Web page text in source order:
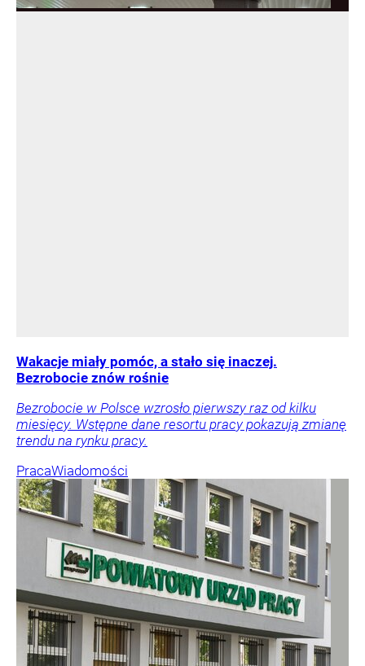
Wakacje miały pomóc, a stało się inaczej.
Bezrobocie znów rośnie
Bezrobocie w Polsce wzrosło pierwszy raz od kilku
miesięcy. Wstępne dane resortu pracy pokazują zmianę
trendu na rynku pracy.
PracaWiadomości